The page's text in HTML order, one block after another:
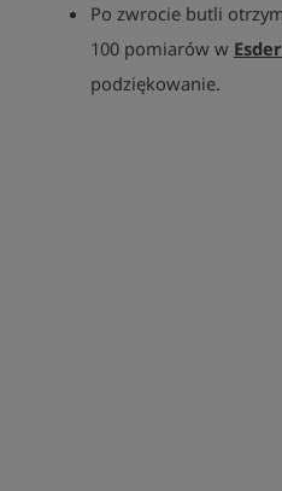
Po zwrocie butli
100 pomiarów w
podziękowanie.